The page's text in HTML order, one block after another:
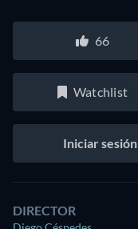
66
Watchlist
Iniciar sesión
DIRECTOR